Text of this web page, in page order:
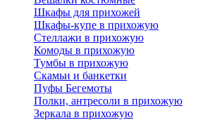
Шкафы для прихожей
Шкафы-купе в прихожую
Стеллажи в прихожую
Комоды в прихожую
Тумбы в прихожую
Скамьи и банкетки
Пуфы Бегемоты
Полки, антресоли в прихожую
Зеркала в прихожую